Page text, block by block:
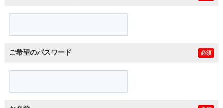
ご希望のパスワード 必須